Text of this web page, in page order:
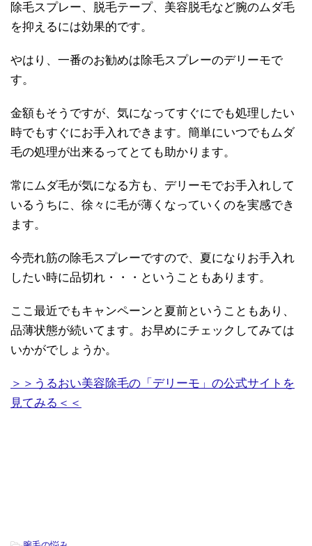
除毛スプレー、脱毛テープ、美容脱毛など腕のムダ毛
を抑えるには効果的です。
やはり、一番のお勧めは除毛スプレーのデリーモで
す。
金額もそうですが、気になってすぐにでも処理したい
時でもすぐにお手入れできます。簡単にいつでもムダ
毛の処理が出来るってとても助かります。
常にムダ毛が気になる方も、デリーモでお手入れして
いるうちに、徐々に毛が薄くなっていくのを実感でき
ます。
今売れ筋の除毛スプレーですので、夏になりお手入れ
したい時に品切れ・・・ということもあります。
ここ最近でもキャンペーンと夏前ということもあり、
品薄状態が続いてます。お早めにチェックしてみては
いかがでしょうか。
＞＞うるおい美容除毛の「デリーモ」の公式サイトを
見てみる＜＜